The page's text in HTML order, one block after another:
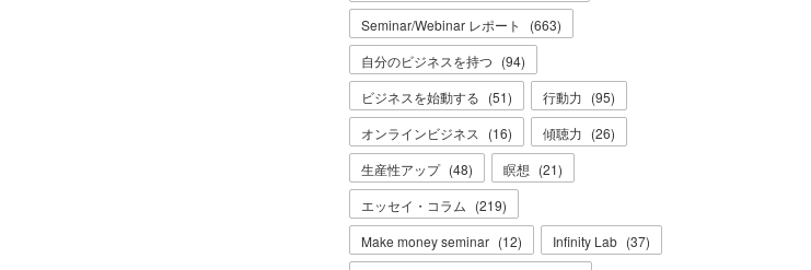
Seminar/Webinar レポート
(663)
自分のビジネスを持つ (94)
ビジネスを始動する (51) 行動力 (95)
オンラインビジネス
(16) 傾聴力 (26)
生産性アップ (48) 瞑想 (21)
エッセイ・コラム (219)
Make money seminar (12) Infinity Lab (37)